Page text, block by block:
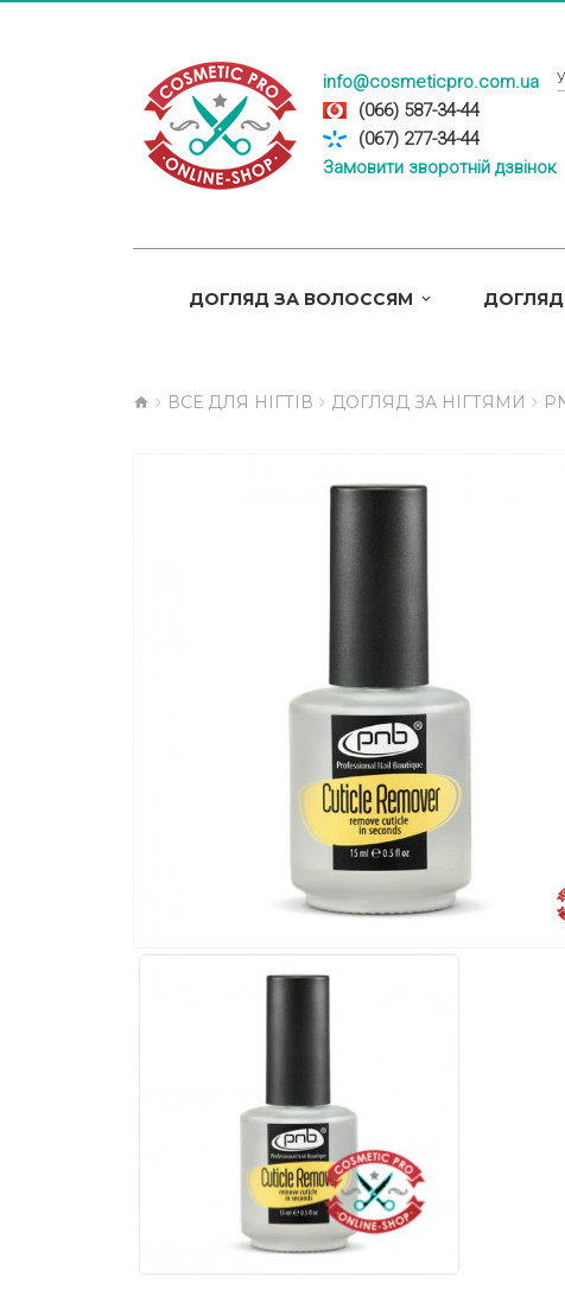
info@cosmeticpro.com.ua
(066) 587-34-44
(067) 277-34-44
Замовити зворотній дзвінок
ДОГЛЯД ЗА ВОЛОССЯМ ДОГЛЯД
ВСЕ ДЛЯ НІГТІВ ДОГЛЯД ЗА НІГТЯМИ